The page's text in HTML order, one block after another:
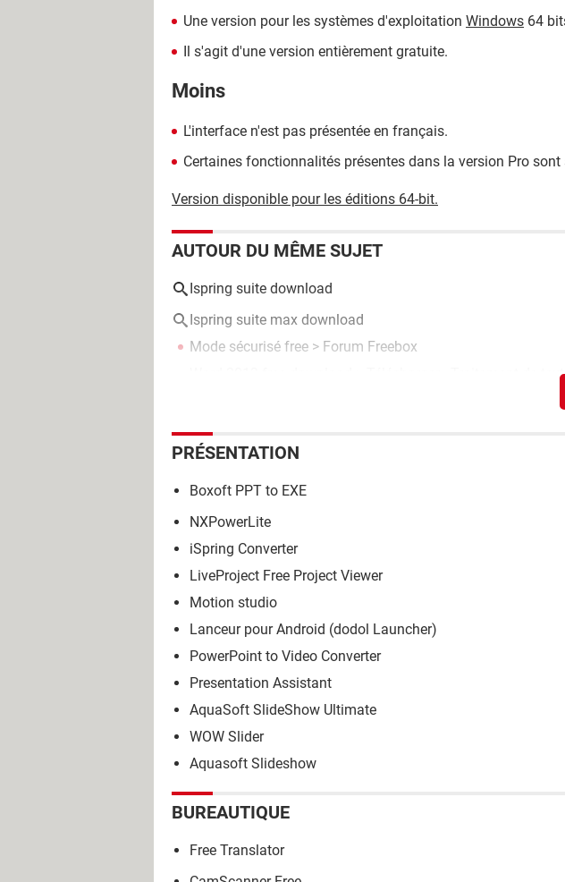
Une version pour les systèmes d'exploitation Windows 64
Il s'agit d'une version entièrement gratuite.
Moins
L'interface n'est pas présentée en français.
Certaines fonctionnalités présentes dans la version Pro
Version disponible pour les éditions 64-bit.
AUTOUR DU MÊME SUJET
Ispring suite download
Ispring suite max download
Mode sécurisé free > Forum Freebox
> Télécharger - Traitement de
PRÉSENTATION
Boxoft PPT to EXE
NXPowerLite
iSpring Converter
LiveProject Free Project Viewer
Motion studio
Lanceur pour Android (dodol Launcher)
PowerPoint to Video Converter
Presentation Assistant
AquaSoft SlideShow Ultimate
WOW Slider
Aquasoft Slideshow
BUREAUTIQUE
Free Translator